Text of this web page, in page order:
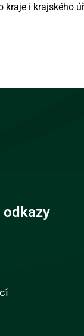
kraje i krajského
odkazy